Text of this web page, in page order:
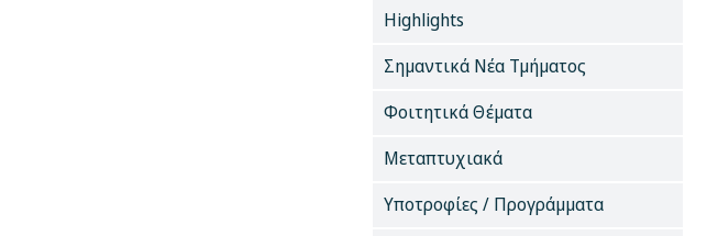
Highlights
Σημαντικά Νέα Τμήματος
Φοιτητικά Θέματα
Μεταπτυχιακά
Υποτροφίες / Προγράμματα